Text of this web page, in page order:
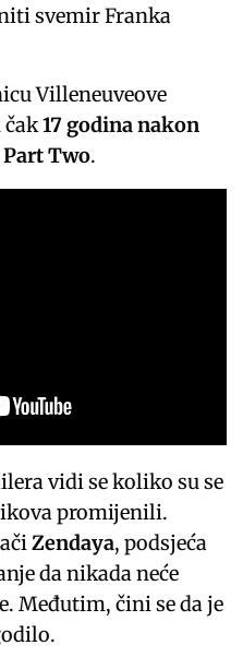
svemir Franka
Villeneuveove
čak17 godina nakon
Two.
vidi se koliko su se
promijenili.
Zendaya, podsjeća
da nikada neće
Međutim, čini se da je